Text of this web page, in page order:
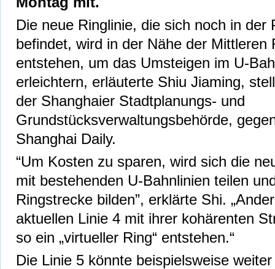
Die neue Ringlinie, die sich noch in der
befindet, wird in der Nähe der Mittleren
entstehen, um das Umsteigen im U-
erleichtern, erläuterte Shiu Jiaming,
der Shanghaier Stadtplanungs- und
Grundstücksverwaltungsbehörde,
Shanghai Daily.
“Um Kosten zu sparen, wird sich die
mit bestehenden U-Bahnlinien teilen
Ringstrecke bilden”, erklärte Shi.
aktuellen Linie 4 mit ihrer kohärenten
so ein „virtueller Ring“ entstehen.“
Die Linie 5 könnte beispielsweise